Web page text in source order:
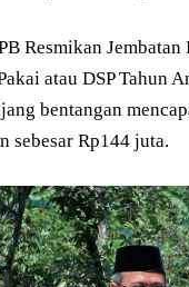
Resmikan
atau DSP Tahun
bentangan
sebesar Rp144 juta.